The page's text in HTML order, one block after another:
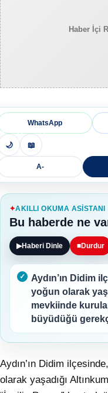
Haber İçi
WhatsApp
🌙 📖
A-
AKILLI OKUMA ASISTANI
Bu haberde ne
▶Haberi Dinle ■Durdur
Aydın’ın Didim
yoğun olarak
mevkiinde
büyüdüğü
Aydın’ın Didim
olarak yaşadığı